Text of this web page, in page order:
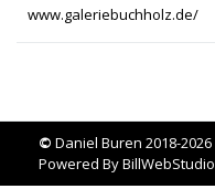
www.galeriebuchholz.de/
© Daniel Buren 2018-2026
Powered ByBillWebStudio